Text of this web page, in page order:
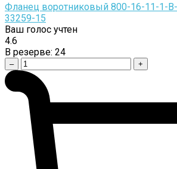
Фланец воротниковый 800-16-11-1-
33259-15
Ваш голос учтен
4.6
В резерве: 24
– +